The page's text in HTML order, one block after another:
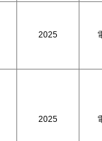
2025
2025